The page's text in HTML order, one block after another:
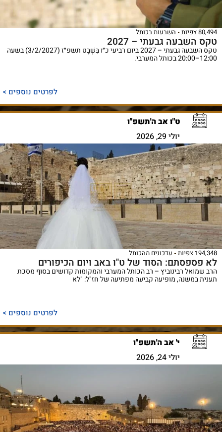
80,494 צפיות השבעות בכותל
טקס השבעה גבעתי – 2027
טקס השבעה גבעתי – 2027 ביום רביעי כ״ו בִּשְׁבָט תשפ״ז (3/2/2027) בשעה
12:00–20:00 בכותל המערבי.
לפרטים נוספים >
ט"ו אב ה'תשפ"ו
יולי 29, 2026
194,348 צפיות עדכונים מהכותל
לא פספסתם: הסוד של ט"ו באב ויום הכיפורים
הרב שמואל רבינוביץ – רב הכותל המערבי והמקומות קדושים בסוף מסכת
תענית במשנה, מופיעה קביעה מפתיעה של חז"ל: "לא
לפרטים נוספים >
י' אב ה'תשפ"ו
יולי 24, 2026